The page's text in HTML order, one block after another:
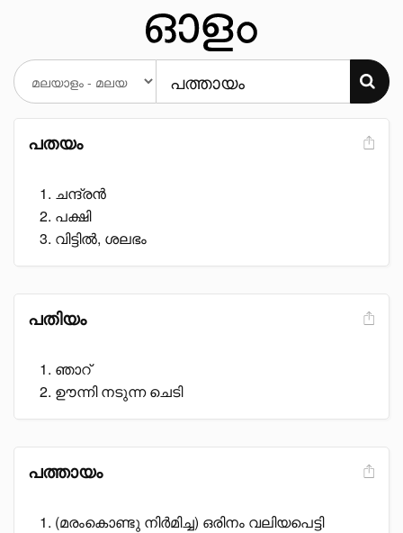
പതയം
ചന്ദ്രൻ
പക്ഷി
വിട്ടിൽ, ശലഭം
പതിയം
ഞാറ്
ഊന്നി നടുന്ന ചെടി
പത്തായം
(മരംകൊണ്ടു നിർമിച്ച) ഒരിനം വലിയപെട്ടി